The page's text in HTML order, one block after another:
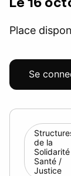
Place
Se
de la
Santé /
Justice